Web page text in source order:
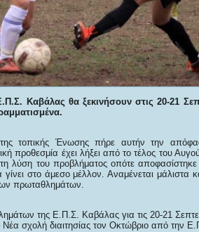
Καβάλας θα ξεκινήσουν στις 20-21
της τοπικής Ένωσης πήρε αυτήν την
προθεσμία έχει λήξει από το τέλος του
λύση του προβλήματος οπότε
γίνει στο άμεσο μέλλον. Αναμένεται μάλιστα
πρωταθλημάτων.
της Ε.Π.Σ. Καβάλας για τις 20-21
Νέα σχολή διαιτησίας τον Οκτώβριο από την